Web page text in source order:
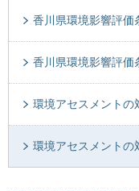
香川県環境影響評価
香川県環境影響評価
環境アセスメントの
環境アセスメントの